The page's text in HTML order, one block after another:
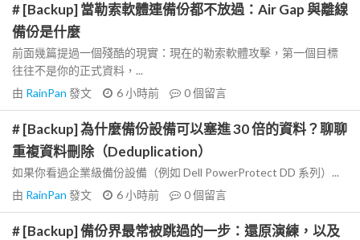
# [Backup] 當勒索軟體連備份都不放過：Air Gap 與離線
備份是什麼
前面幾篇提過一個殘酷的現實：現在的勒索軟體攻擊，第一個目標
往往不是你的正式資料，...
由 RainPan 發文 6 小時前 0個留言
# [Backup] 為什麼備份設備可以塞進 30 倍的資料？聊聊
重複資料刪除（Deduplication）
如果你看過企業級備份設備（例如 Dell PowerProtect DD 系列）...
由 RainPan 發文 6 小時前 0個留言
# [Backup] 備份界最常被跳過的一步：還原演練，以及